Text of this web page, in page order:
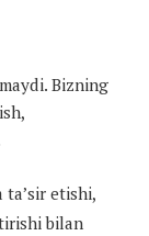
Bizning
etishi,
bilan